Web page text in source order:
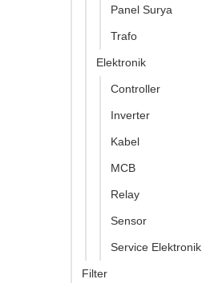
Panel Surya
Trafo
Elektronik
Controller
Inverter
Kabel
MCB
Relay
Sensor
Service Elektronik
Filter